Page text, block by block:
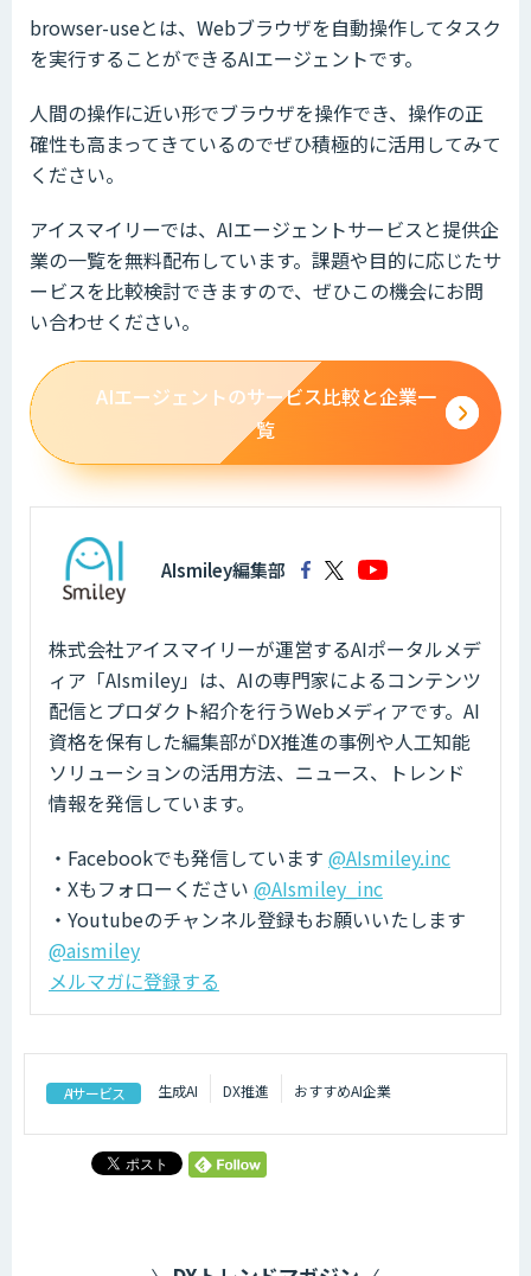
browser-useとは、Webブラウザを自動操作してタスク
を実行することができるAIエージェントです。
人間の操作に近い形でブラウザを操作でき、操作の正
確性も高まってきているのでぜひ積極的に活用してみて
ください。
アイスマイリーでは、AIエージェントサービスと提供企
業の一覧を無料配布しています。課題や目的に応じたサ
ービスを比較検討できますので、ぜひこの機会にお問
い合わせください。
AIエージェントのサービス比較と企業一
覧
AIsmiley編集部
株式会社アイスマイリーが運営するAIポータルメデ
ィア「AIsmiley」は、AIの専門家によるコンテンツ
配信とプロダクト紹介を行うWebメディアです。AI
資格を保有した編集部がDX推進の事例や人工知能
ソリューションの活用方法、ニュース、トレンド
情報を発信しています。
・Facebookでも発信しています @AIsmiley.inc
・Xもフォローください @AIsmiley_inc
・Youtubeのチャンネル登録もお願いいたします
@aismiley
メルマガに登録する
AIサービス 生成AI DX推進 おすすめAI企業